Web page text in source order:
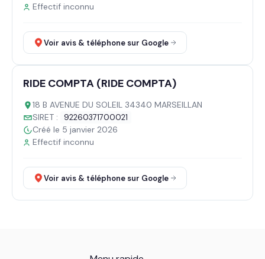
Effectif inconnu
Voir avis & téléphone sur Google
RIDE COMPTA (RIDE COMPTA)
18 B AVENUE DU SOLEIL 34340 MARSEILLAN
SIRET :
92260371700021
Créé le 5 janvier 2026
Effectif inconnu
Voir avis & téléphone sur Google